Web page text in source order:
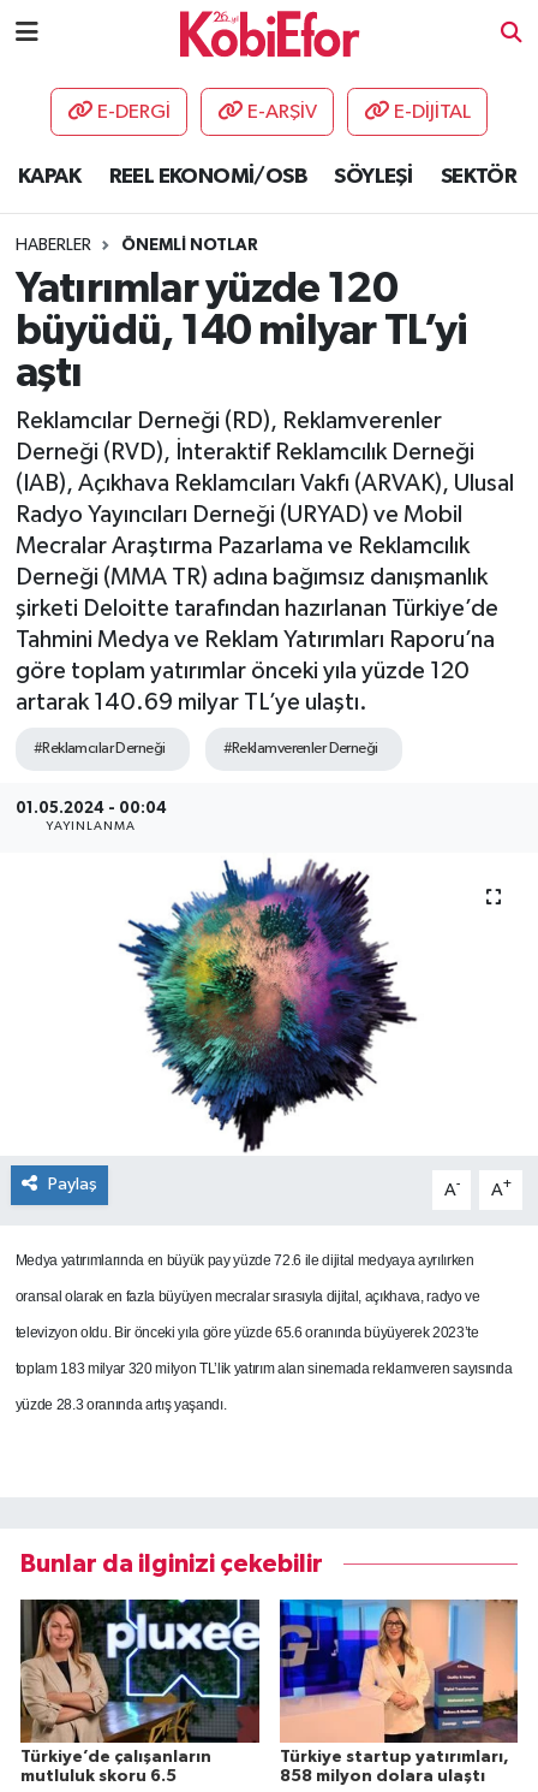
E-DERGİ E-ARŞİV E-DİJİTAL
KAPAK REEL EKONOMİ/OSB SÖYLEŞİ SEKTÖR
HABERLER ÖNEMLİ NOTLAR
Yatırımlar yüzde 120
büyüdü, 140 milyar TL’yi
aştı
Reklamcılar Derneği (RD), Reklamverenler
Derneği (RVD), İnteraktif Reklamcılık Derneği
(IAB), Açıkhava Reklamcıları Vakfı (ARVAK), Ulusal
Radyo Yayıncıları Derneği (URYAD) ve Mobil
Mecralar Araştırma Pazarlama ve Reklamcılık
Derneği (MMA TR) adına bağımsız danışmanlık
şirketi Deloitte tarafından hazırlanan Türkiye’de
Tahmini Medya ve Reklam Yatırımları Raporu’na
göre toplam yatırımlar önceki yıla yüzde 120
artarak 140.69 milyar TL’ye ulaştı.
#Reklamcılar Derneği #Reklamverenler Derneği
01.05.2024 - 00:04
YAYINLANMA
Paylaş A- A+
Medya yatırımlarında en büyük pay yüzde 72.6 ile dijital medyaya ayrılırken
oransal olarak en fazla büyüyen mecralar sırasıyla dijital, açıkhava, radyo ve
televizyon oldu. Bir önceki yıla göre yüzde 65.6 oranında büyüyerek 2023’te
toplam 183 milyar 320 milyon TL’lik yatırım alan sinemada reklamveren sayısında
yüzde 28.3 oranında artış yaşandı.
Bunlar da ilginizi çekebilir
Türkiye’de çalışanların
mutluluk skoru 6.5
Türkiye startup yatırımları,
858 milyon dolara ulaştı
AKADEMİ
DESTEK-TEŞVİK
ETKİNLİK
GÜNCEL
KAPAK
OSB
SEKTÖR
ŞİRKET PANO
SÖYLEŞİ
YAŞAM